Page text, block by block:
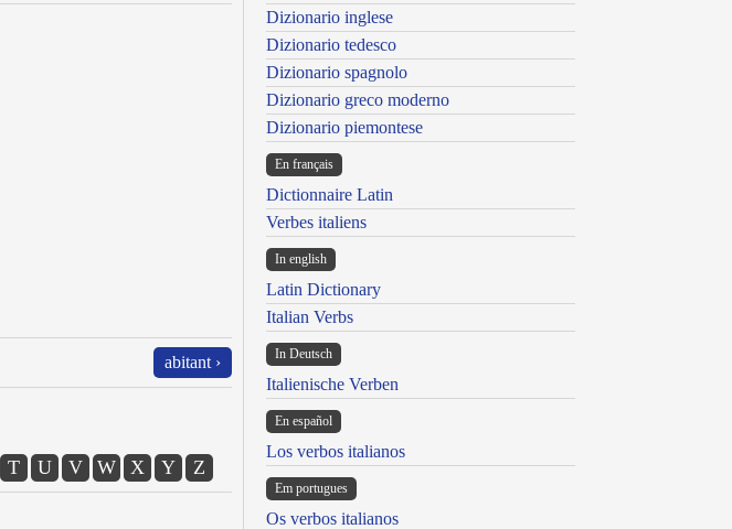
abitant ›
T U V W X Y Z
Dizionario inglese
Dizionario tedesco
Dizionario spagnolo
Dizionario greco moderno
Dizionario piemontese
En français
Dictionnaire Latin
Verbes italiens
In english
Latin Dictionary
Italian Verbs
In Deutsch
Italienische Verben
En español
Los verbos italianos
Em portugues
Os verbos italianos